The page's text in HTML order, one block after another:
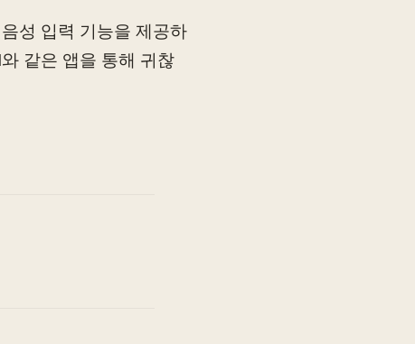
성 입력 기능을 제공하
같은 앱을 통해 귀찮